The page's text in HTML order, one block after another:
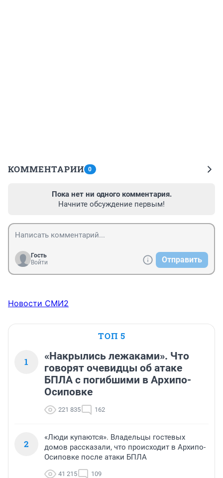
КОММЕНТАРИИ 0
Пока нет ни одного комментария.
Начните обсуждение первым!
Гость
Войти
Отправить
Новости СМИ2
ТОП 5
1
«Накрылись лежаками». Что
говорят очевидцы об атаке
БПЛА с погибшими в Архипо-
Осиповке
221 835 162
2
«Люди купаются». Владельцы гостевых
домов рассказали, что происходит в Архипо-
Осиповке после атаки БПЛА
41 215 109